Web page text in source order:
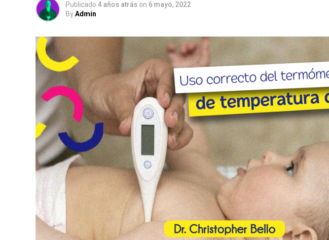
Publicado 4 años atrás on 6 mayo, 2022
ByAdmin